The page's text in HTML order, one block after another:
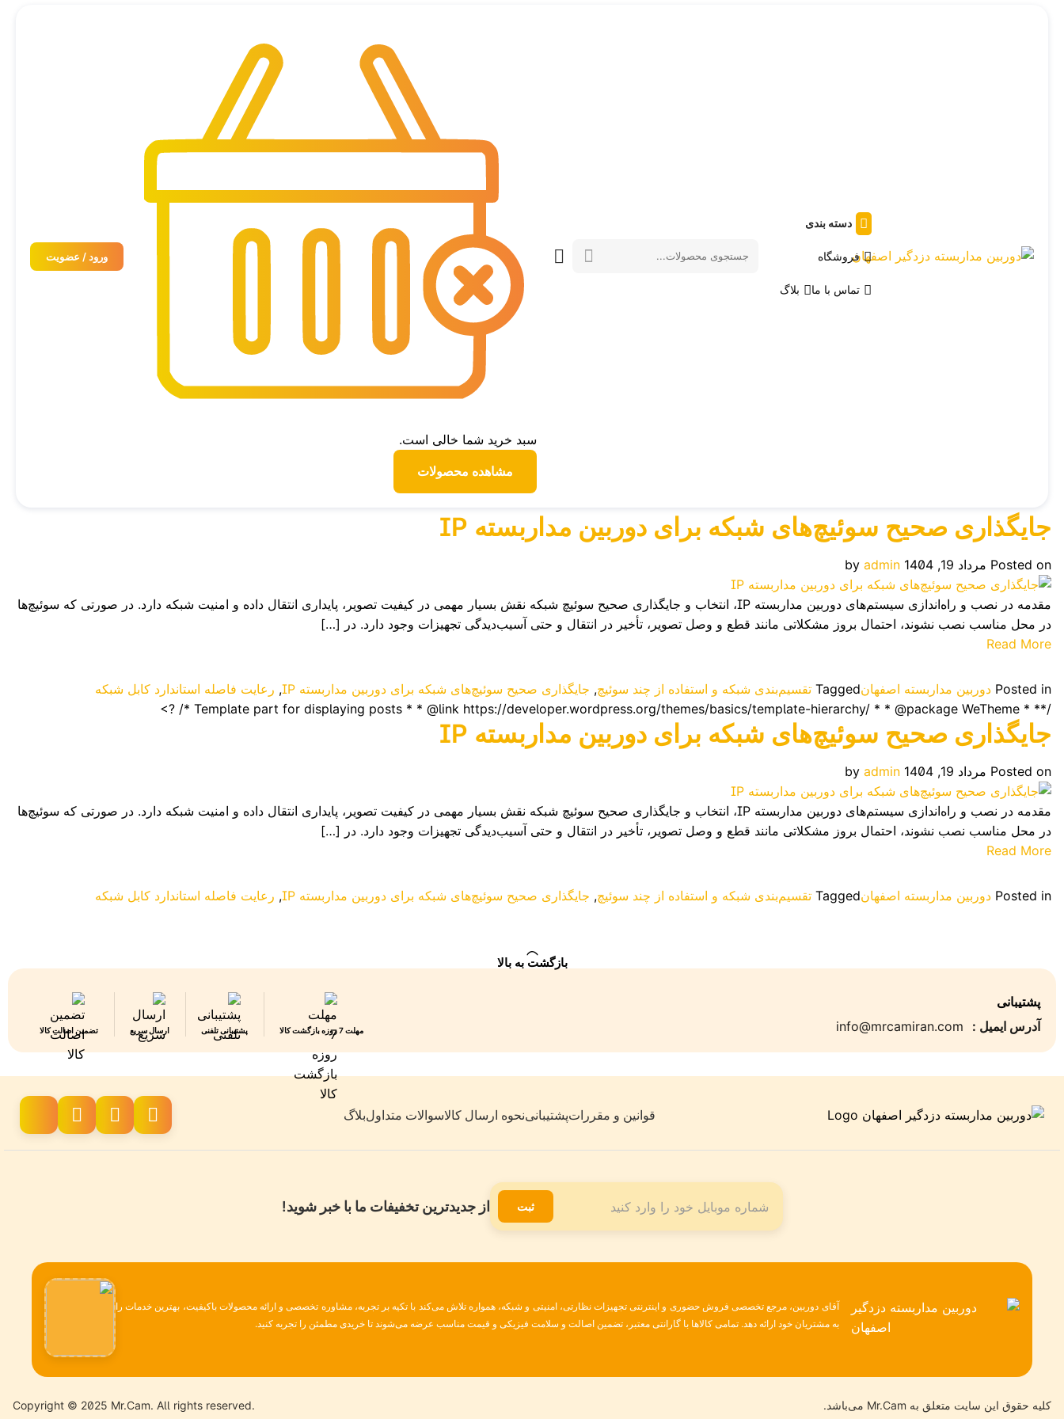
دسته بندی
فروشگاه
تماس با ما بلاگ
Search
سبد خرید شما خالی است.
مشاهده محصولات
ورود / عضویت
جایگذاری صحیح سوئیچ‌های شبکه برای دوربین مداربسته IP
Posted on مرداد 19, 1404 by admin
مقدمه در نصب و راه‌اندازی سیستم‌های دوربین مداربسته IP، انتخاب و جایگذاری صحیح سوئیچ شبکه نقش بسیار مهمی در کیفیت تصویر، پایداری انتقال داده و امنیت شبکه دارد. در صورتی که سوئیچ‌ها
در محل مناسب نصب نشوند، احتمال بروز مشکلاتی مانند قطع و وصل تصویر، تأخیر در انتقال و حتی آسیب‌دیدگی تجهیزات وجود دارد. در […]
Read More
Posted in دوربین مداربسته اصفهانTagged تقسیم‌بندی شبکه و استفاده از چند سوئیچ, جایگذاری صحیح سوئیچ‌های شبکه برای دوربین مداربسته IP , رعایت فاصله استاندارد کابل شبکه
/** * Template part for displaying posts * * @link https://developer.wordpress.org/themes/basics/template-hierarchy/ * * @package WeTheme */ ?>
جایگذاری صحیح سوئیچ‌های شبکه برای دوربین مداربسته IP
Posted on مرداد 19, 1404 by admin
مقدمه در نصب و راه‌اندازی سیستم‌های دوربین مداربسته IP، انتخاب و جایگذاری صحیح سوئیچ شبکه نقش بسیار مهمی در کیفیت تصویر، پایداری انتقال داده و امنیت شبکه دارد. در صورتی که سوئیچ‌ها
در محل مناسب نصب نشوند، احتمال بروز مشکلاتی مانند قطع و وصل تصویر، تأخیر در انتقال و حتی آسیب‌دیدگی تجهیزات وجود دارد. در […]
Read More
Posted in دوربین مداربسته اصفهانTagged تقسیم‌بندی شبکه و استفاده از چند سوئیچ, جایگذاری صحیح سوئیچ‌های شبکه برای دوربین مداربسته IP , رعایت فاصله استاندارد کابل شبکه
بازگشت به بالا
پشتیبانی
آدرس ایمیل :
مهلت 7 روزه بازگشت کالا پشتیبانی تلفنی ارسال سریع تضمین اصالت کالا
قوانین و مقرراتپشتیبانینحوه ارسال کالاسوالات متداولبلاگ
از جدیدترین تخفیفات ما با خبر شوید! ثبت
آقای دوربین، مرجع تخصصی فروش حضوری و اینترنتی تجهیزات نظارتی، امنیتی و شبکه، همواره تلاش می‌کند با تکیه بر تجربه، مشاوره تخصصی و ارائه محصولات باکیفیت، بهترین خدمات را
به مشتریان خود ارائه دهد. تمامی کالاها با گارانتی معتبر، تضمین اصالت و سلامت فیزیکی و قیمت مناسب عرضه می‌شوند تا خریدی مطمئن را تجربه کنید.
کلیه حقوق این سایت متعلق به Mr.Cam می‌باشد. Copyright © 2025 Mr.Cam. All rights reserved.